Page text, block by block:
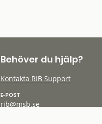
Behöver du hjälp?
Kontakta RIB Support
E-POST
rib@msb.se